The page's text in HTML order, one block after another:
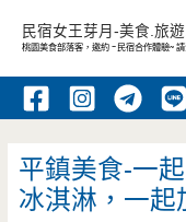
內
民宿女王芽月-美食.旅
桃園美食部落客，邀約 -民宿合作體驗~
平鎮美食-一
冰淇淋，一起